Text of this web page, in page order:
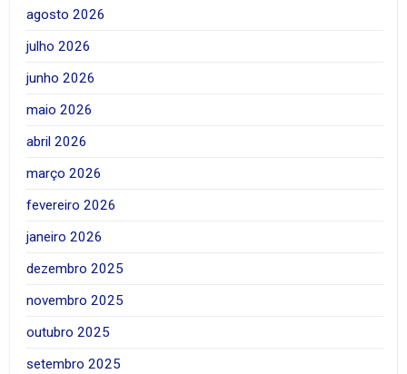
agosto 2026
julho 2026
junho 2026
maio 2026
abril 2026
março 2026
fevereiro 2026
janeiro 2026
dezembro 2025
novembro 2025
outubro 2025
setembro 2025